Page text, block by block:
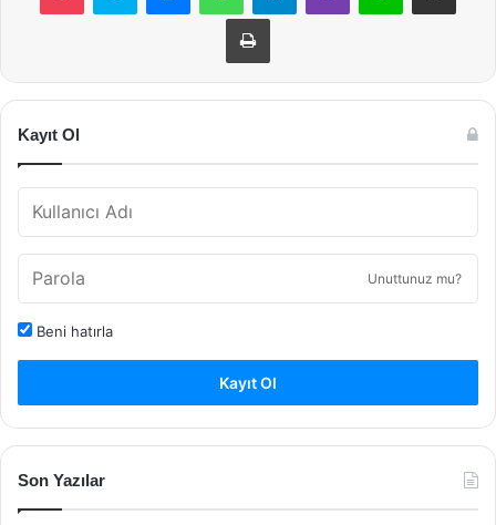
Yazdır
Kayıt Ol
Unuttunuz mu?
Beni hatırla
Kayıt Ol
Son Yazılar